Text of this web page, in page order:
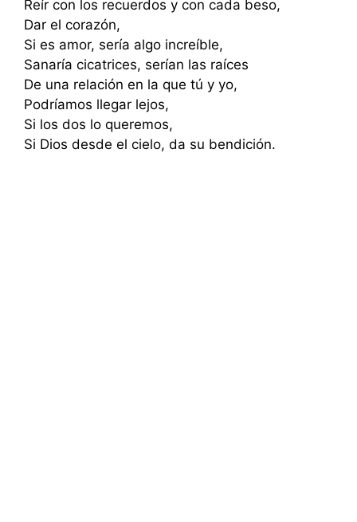
Reír con los recuerdos y con cada beso,
Dar el corazón,
Si es amor, sería algo increíble,
Sanaría cicatrices, serían las raíces
De una relación en la que tú y yo,
Podríamos llegar lejos,
Si los dos lo queremos,
Si Dios desde el cielo, da su bendición.